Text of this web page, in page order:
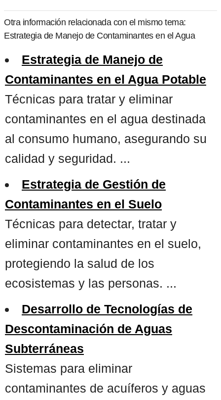
Otra información relacionada con el mismo tema:
Estrategia de Manejo de Contaminantes en el Agua
Estrategia de Manejo de
Contaminantes en el Agua Potable
Técnicas para tratar y eliminar
contaminantes en el agua destinada
al consumo humano, asegurando su
calidad y seguridad. ...
Estrategia de Gestión de
Contaminantes en el Suelo
Técnicas para detectar, tratar y
eliminar contaminantes en el suelo,
protegiendo la salud de los
ecosistemas y las personas. ...
Desarrollo de Tecnologías de
Descontaminación de Aguas
Subterráneas
Sistemas para eliminar
contaminantes de acuíferos y aguas